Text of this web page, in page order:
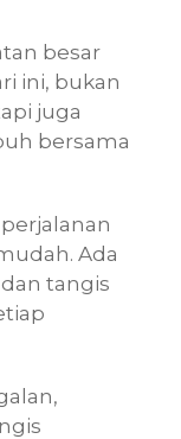
besar
ini, bukan
juga
bersama
Ada
tangis